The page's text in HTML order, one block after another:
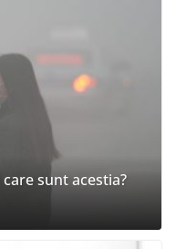
sunt acestia?